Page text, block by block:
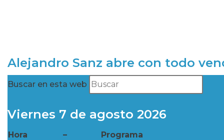
Alejandro Sanz abre con todo
Buscar en esta web
Viernes 7 de agosto 2026
Hora –
Programa